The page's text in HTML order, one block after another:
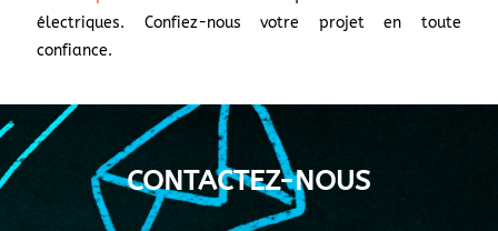
électriques. Confiez-nous votre projet en toute
confiance.
CONTACTEZ-NOUS